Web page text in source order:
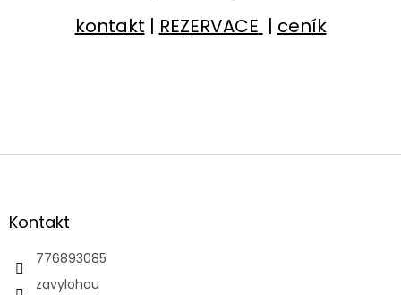
kontakt | REZERVACE | ceník
Z
aKontakt
776893085
zavylohou